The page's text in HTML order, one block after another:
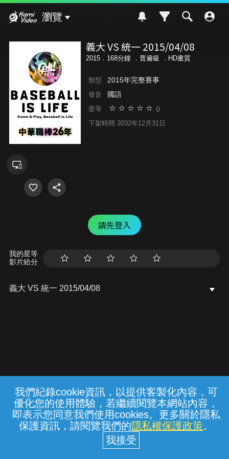
我們紀錄cookie資訊，以提供客製化內容，可
優化您的使用體驗，若繼續閱覽本網站內容，
即表示您同意我們使用cookies。更多關於隱私
保護資訊，請閱覽我們的隱私權保護政策。
瀏覽
義大 VS 統一 2015/04/08
2015．168分鐘 ． 普遍級 ．HD畫質
類型 2015年完整賽事
發音 國語
星等 0
下架時間 2032年12月31日
請先登入
我的星等
影片給分
義大 VS 統一 2015/04/08
常見問題 線上客服 服務條款 隱私權保護
中華電信股份有限公司個人家庭分公司
(統一編號：96979949) © 2026
{{notifyMsg}}